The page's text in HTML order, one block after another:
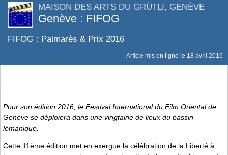
MAISON DES ARTS DU GRÜTLI, GENÈVE
Genève : FIFOG
FIFOG : Palmarès & Prix 2016
Article mis en ligne le 18 avril 2016
Pour son édition 2016, le Festival International du Film Oriental de
Genève se déploiera dans une vingtaine de lieux du bassin
lémanique.
Cette 11ème édition met en exergue la célébration de la Liberté à